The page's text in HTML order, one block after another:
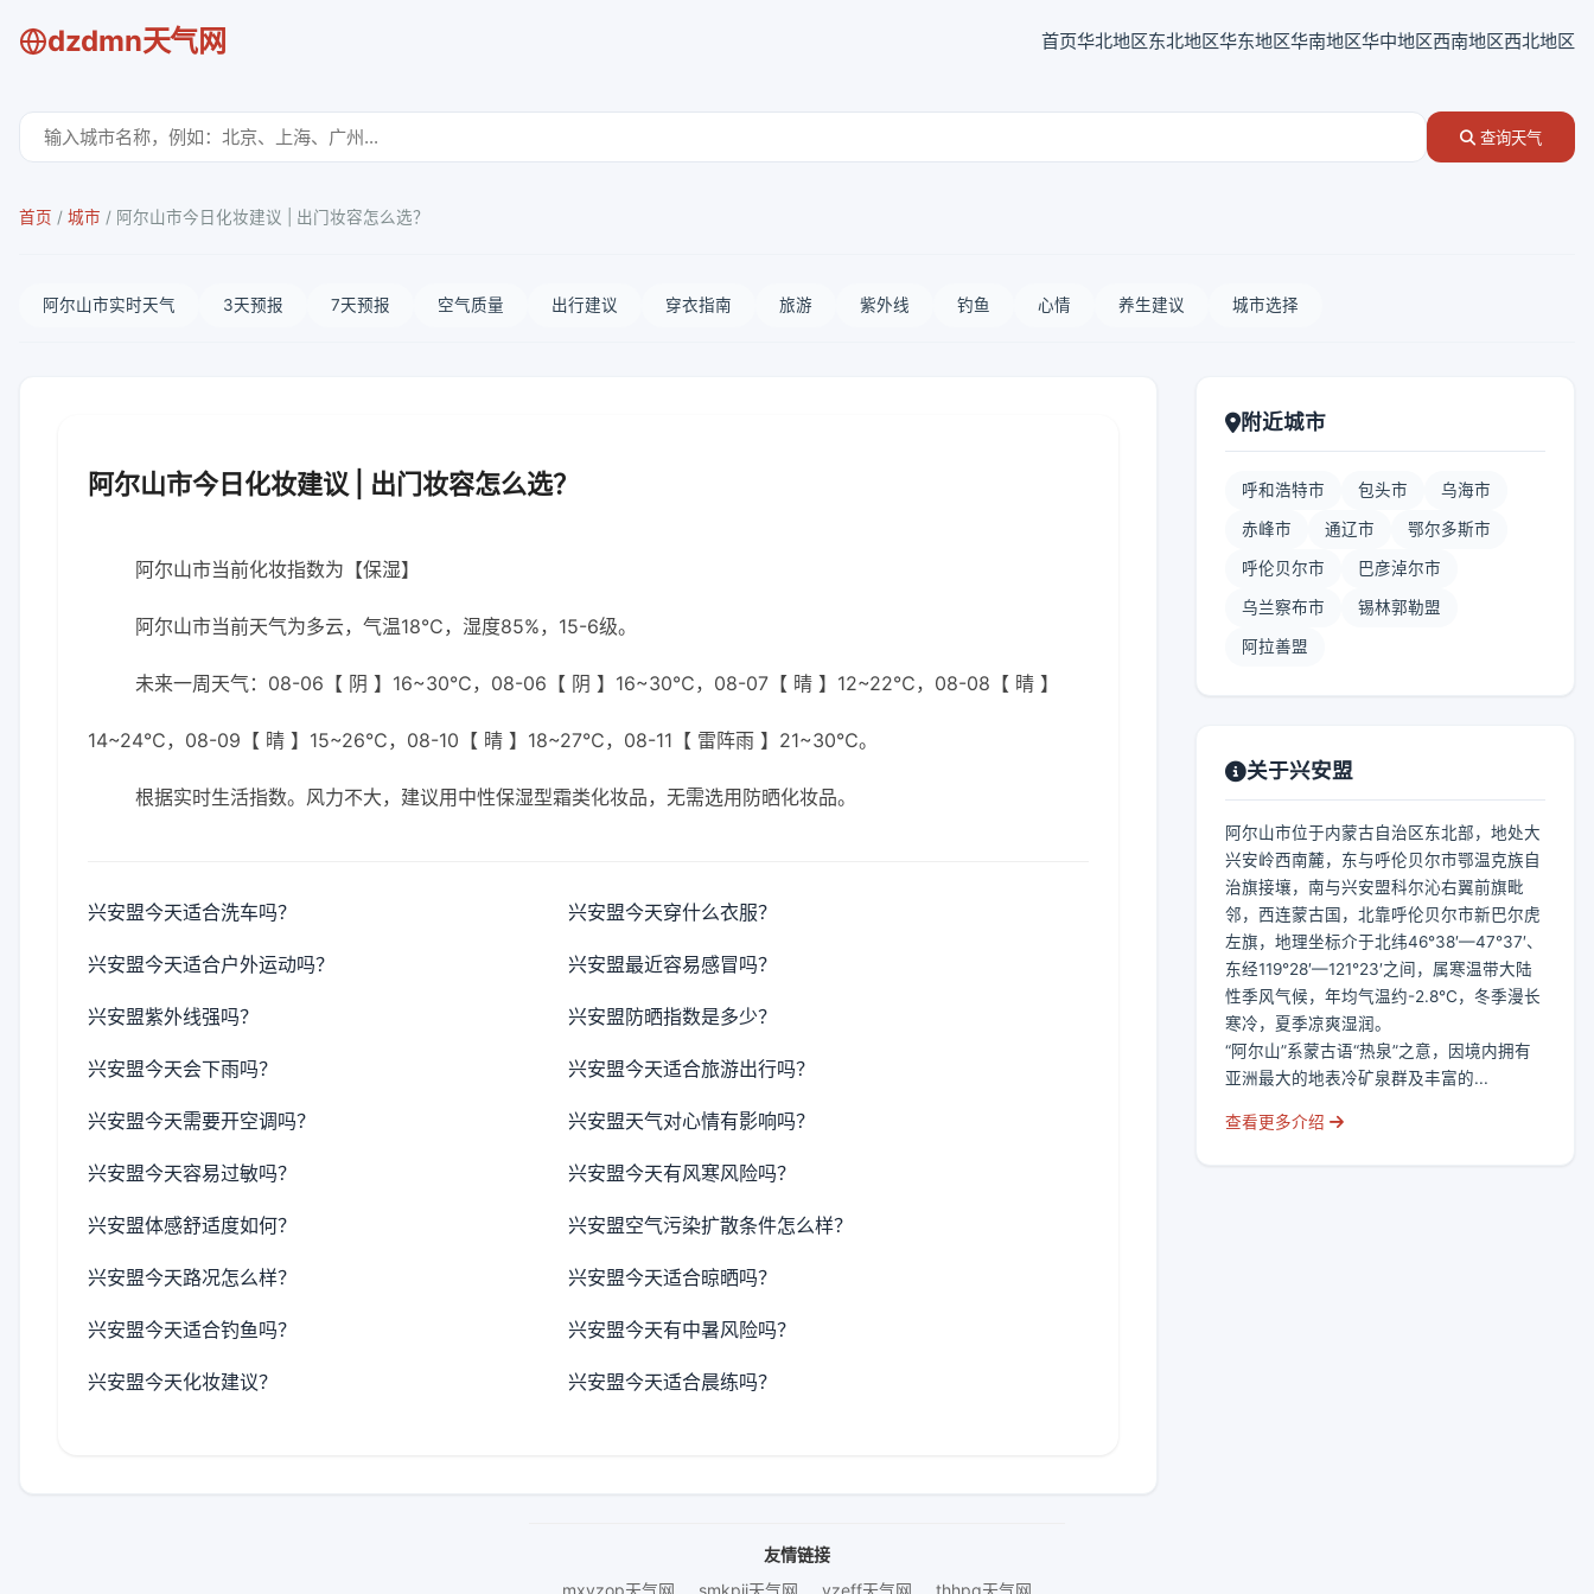
dzdmn天气网 首页华北地区东北地区华东地区华南地区华中地区西南地区西北地区
查询天气
首页 / 城市 / 阿尔山市今日化妆建议 | 出门妆容怎么选？
阿尔山市实时天气 3天预报 7天预报 空气质量 出行建议 穿衣指南 旅游 紫外线 钓鱼 心情 养生建议 城市选择
阿尔山市今日化妆建议 | 出门妆容怎么选？
阿尔山市当前化妆指数为【保湿】
阿尔山市当前天气为多云，气温18℃，湿度85%，15-6级。
未来一周天气：08-06【 阴 】16~30℃，08-06【 阴 】16~30℃，08-07【 晴 】12~22℃，08-08【 晴 】
14~24℃，08-09【 晴 】15~26℃，08-10【 晴 】18~27℃，08-11【 雷阵雨 】21~30℃。
根据实时生活指数。风力不大，建议用中性保湿型霜类化妆品，无需选用防晒化妆品。
兴安盟今天适合洗车吗？ 兴安盟今天穿什么衣服？
兴安盟今天适合户外运动吗？ 兴安盟最近容易感冒吗？
兴安盟紫外线强吗？ 兴安盟防晒指数是多少？
兴安盟今天会下雨吗？ 兴安盟今天适合旅游出行吗？
兴安盟今天需要开空调吗？ 兴安盟天气对心情有影响吗？
兴安盟今天容易过敏吗？ 兴安盟今天有风寒风险吗？
兴安盟体感舒适度如何？ 兴安盟空气污染扩散条件怎么样？
兴安盟今天路况怎么样？ 兴安盟今天适合晾晒吗？
兴安盟今天适合钓鱼吗？ 兴安盟今天有中暑风险吗？
兴安盟今天化妆建议？ 兴安盟今天适合晨练吗？
附近城市
呼和浩特市 包头市 乌海市
赤峰市 通辽市 鄂尔多斯市
呼伦贝尔市 巴彦淖尔市
乌兰察布市 锡林郭勒盟
阿拉善盟
关于兴安盟
阿尔山市位于内蒙古自治区东北部，地处大
兴安岭西南麓，东与呼伦贝尔市鄂温克族自
治旗接壤，南与兴安盟科尔沁右翼前旗毗
邻，西连蒙古国，北靠呼伦贝尔市新巴尔虎
左旗，地理坐标介于北纬46°38′—47°37′、
东经119°28′—121°23′之间，属寒温带大陆
性季风气候，年均气温约-2.8℃，冬季漫长
寒冷，夏季凉爽湿润。
“阿尔山”系蒙古语“热泉”之意，因境内拥有
亚洲最大的地表冷矿泉群及丰富的...
查看更多介绍
友情链接
mxyzop天气网
smkpjj天气网 yzeff天气网 thhpq天气网